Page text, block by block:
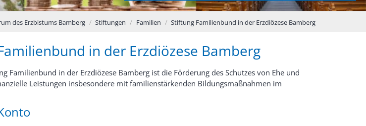
des Erzbistums Bamberg Stiftungen Familien Stiftung Familienbund in der Erzdiözese Bamberg
in der Erzdiözese Bamberg
Familienbund in der Erzdiözese Bamberg ist die Förderung des Schutzes von Ehe und
Leistungen insbesondere mit familienstärkenden Bildungsmaßnahmen im